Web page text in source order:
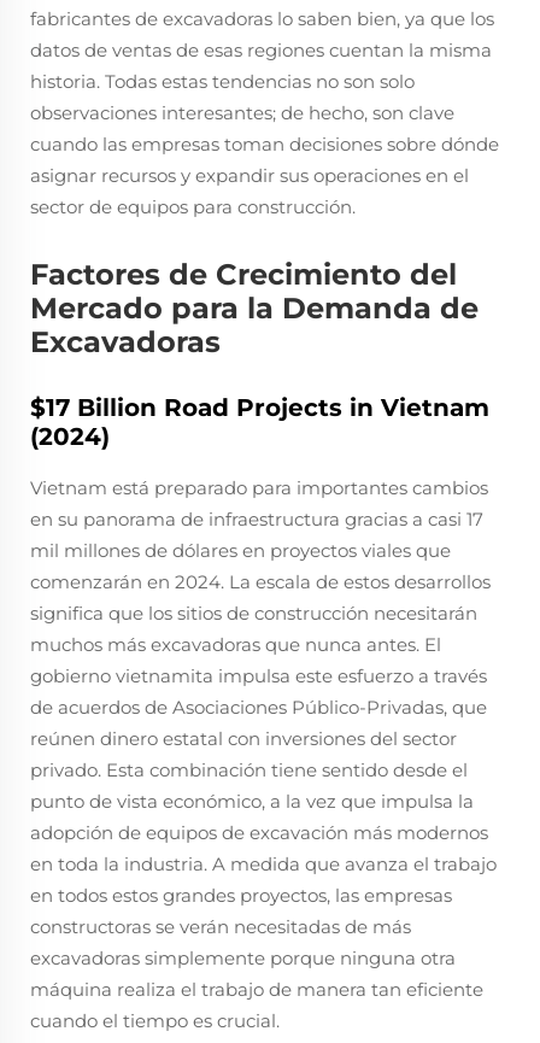
fabricantes de excavadoras lo saben bien, ya que los
datos de ventas de esas regiones cuentan la misma
historia. Todas estas tendencias no son solo
observaciones interesantes; de hecho, son clave
cuando las empresas toman decisiones sobre dónde
asignar recursos y expandir sus operaciones en el
sector de equipos para construcción.
Factores de Crecimiento del
Mercado para la Demanda de
Excavadoras
$17 Billion Road Projects in Vietnam
(2024)
Vietnam está preparado para importantes cambios
en su panorama de infraestructura gracias a casi 17
mil millones de dólares en proyectos viales que
comenzarán en 2024. La escala de estos desarrollos
significa que los sitios de construcción necesitarán
muchos más excavadoras que nunca antes. El
gobierno vietnamita impulsa este esfuerzo a través
de acuerdos de Asociaciones Público-Privadas, que
reúnen dinero estatal con inversiones del sector
privado. Esta combinación tiene sentido desde el
punto de vista económico, a la vez que impulsa la
adopción de equipos de excavación más modernos
en toda la industria. A medida que avanza el trabajo
en todos estos grandes proyectos, las empresas
constructoras se verán necesitadas de más
excavadoras simplemente porque ninguna otra
máquina realiza el trabajo de manera tan eficiente
cuando el tiempo es crucial.